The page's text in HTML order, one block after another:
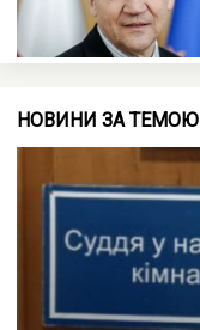
НОВИНИ ЗА ТЕМОЮ